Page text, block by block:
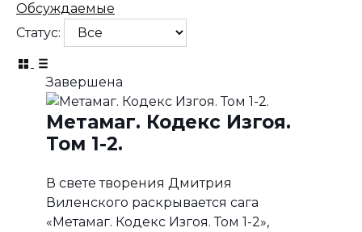
Обсуждаемые
Статус:
Завершена
Метамаг. Кодекс Изгоя.
Том 1-2.
В свете творения Дмитрия
Виленского раскрывается сага
«Метамаг. Кодекс Изгоя. Том 1-2»,